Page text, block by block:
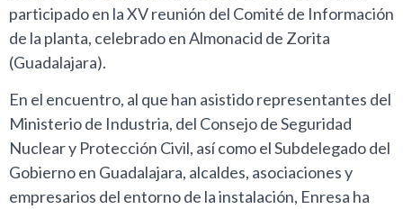
participado en la XV reunión del Comité de Información
de la planta, celebrado en Almonacid de Zorita
(Guadalajara).
En el encuentro, al que han asistido representantes del
Ministerio de Industria, del Consejo de Seguridad
Nuclear y Protección Civil, así como el Subdelegado del
Gobierno en Guadalajara, alcaldes, asociaciones y
empresarios del entorno de la instalación, Enresa ha